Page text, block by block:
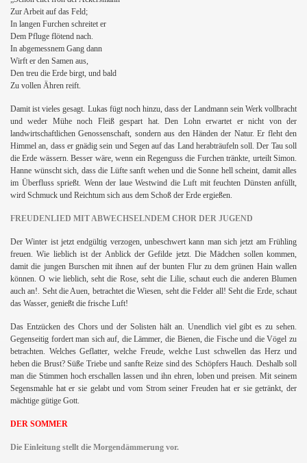
Zur Arbeit auf das Feld;
In langen Furchen schreitet er
Dem Pfluge flötend nach.
In abgemessnem Gang dann
Wirft er den Samen aus,
Den treu die Erde birgt, und bald
Zu vollen Ähren reift.
Damit ist vieles gesagt. Lukas fügt noch hinzu, dass der Landmann sein Werk vollbracht
und weder Mühe noch Fleiß gespart hat. Den Lohn erwartet er nicht von der
landwirtschaftlichen Genossenschaft, sondern aus den Händen der Natur. Er fleht den
Himmel an, dass er gnädig sein und Segen auf das Land herabträufeln soll. Der Tau soll
die Erde wässern. Besser wäre, wenn ein Regenguss die Furchen tränkte, urteilt Simon.
Hanne wünscht sich, dass die Lüfte sanft wehen und die Sonne hell scheint, damit alles
im Überfluss sprießt. Wenn der laue Westwind die Luft mit feuchten Dünsten anfüllt,
wird Schmuck und Reichtum sich aus dem Schoß der Erde ergießen.
FREUDENLIED MIT ABWECHSELNDEM CHOR DER JUGEND
Der Winter ist jetzt endgültig verzogen, unbeschwert kann man sich jetzt am Frühling
freuen. Wie lieblich ist der Anblick der Gefilde jetzt. Die Mädchen sollen kommen,
damit die jungen Burschen mit ihnen auf der bunten Flur zu dem grünen Hain wallen
können. O wie lieblich, seht die Rose, seht die Lilie, schaut euch die anderen Blumen
auch an!. Seht die Auen, betrachtet die Wiesen, seht die Felder all! Seht die Erde, schaut
das Wasser, genießt die frische Luft!
Das Entzücken des Chors und der Solisten hält an. Unendlich viel gibt es zu sehen.
Gegenseitig fordert man sich auf, die Lämmer, die Bienen, die Fische und die Vögel zu
betrachten. Welches Geflatter, welche Freude, welche Lust schwellen das Herz und
heben die Brust? Süße Triebe und sanfte Reize sind des Schöpfers Hauch. Deshalb soll
man die Stimmen hoch erschallen lassen und ihn ehren, loben und preisen. Mit seinem
Segensmahle hat er sie gelabt und vom Strom seiner Freuden hat er sie getränkt, der
mächtige gütige Gott.
DER SOMMER
Die Einleitung stellt die Morgendämmerung vor.